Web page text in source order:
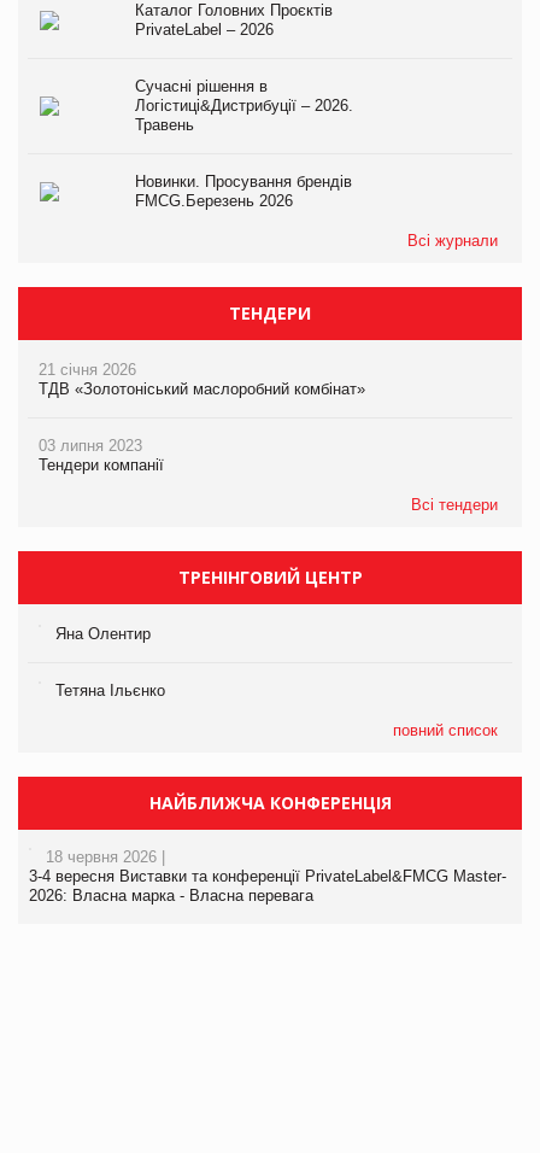
Каталог Головних Проєктів
PrivateLabel – 2026
Сучасні рішення в
Логістиці&Дистрибуції – 2026.
Травень
Новинки. Просування брендів
FMCG.Березень 2026
Всі журнали
ТЕНДЕРИ
21 січня 2026
ТДВ «Золотоніський маслоробний комбінат»
03 липня 2023
Тендери компанії
Всі тендери
ТРЕНІНГОВИЙ ЦЕНТР
Яна Олентир
Тетяна Ільєнко
повний список
НАЙБЛИЖЧА КОНФЕРЕНЦІЯ
18 червня 2026 |
3-4 вересня Виставки та конференції PrivateLabel&FMCG Master-
2026: Власна марка - Власна перевага